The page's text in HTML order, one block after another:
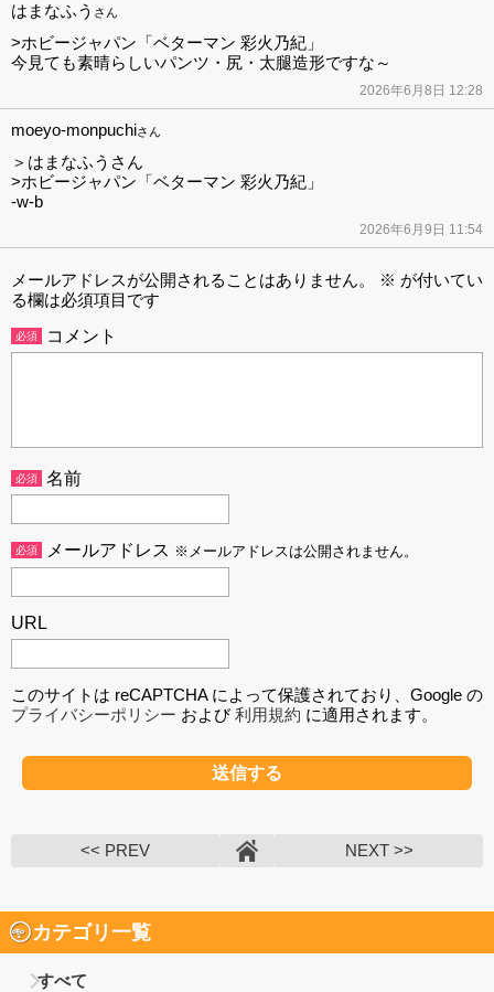
はまなふう さん
>ホビージャパン「ベターマン 彩火乃紀」
今見ても素晴らしいパンツ・尻・太腿造形ですな～
2026年6月8日 12:28
moeyo-monpuchiさん
＞はまなふうさん
>ホビージャパン「ベターマン 彩火乃紀」
-w-b
2026年6月9日 11:54
メールアドレスが公開されることはありません。 ※ が付いてい
る欄は必須項目です
必須 コメント
必須 名前
必須 メールアドレス ※メールアドレスは公開されません。
URL
このサイトは reCAPTCHA によって保護されており、Google の
プライバシーポリシー および利用規約 に適用されます。
<< PREV NEXT >>
カテゴリ一覧
すべて